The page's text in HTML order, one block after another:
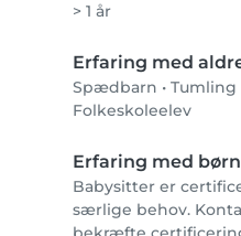
> 1 år
Erfaring med
Spædbarn • Tumling
Folkeskoleelev
Erfaring med
Babysitter er
særlige behov.